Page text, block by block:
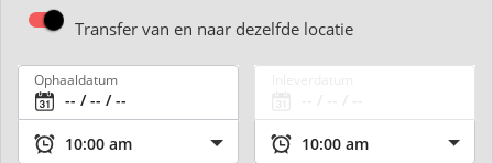
Transfer van en naar dezelfde locatie
Ophaaldatum